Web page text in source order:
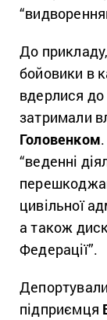
До
бойовики в
вдерлися до
затримали
Головенком
“веденні
цивільної
а також
Федерації”.
підприємця